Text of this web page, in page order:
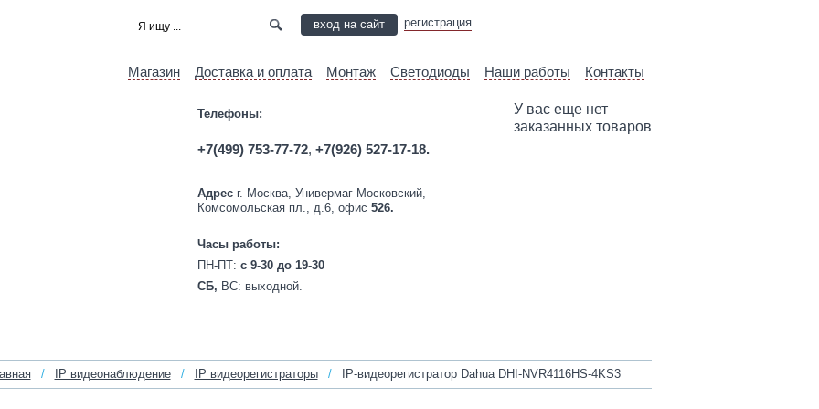
вход на сайт регистрация
Магазин Доставка и оплата Монтаж Светодиоды Наши работы Контакты
У вас еще нет
заказанных товаров
Телефоны:
+7(499) 753-77-72, +7(926) 527-17-18.
Адресг. Москва, Универмаг Московский,
Комсомольская пл., д.6, офис 526.
Часы работы:
ПН-ПТ: c 9-30 до 19-30
СБ, ВС: выходной.
/ IP видеонаблюдение / IP видеорегистраторы / IP‑видеорегистратор Dahua DHI-NVR4116HS-4KS3